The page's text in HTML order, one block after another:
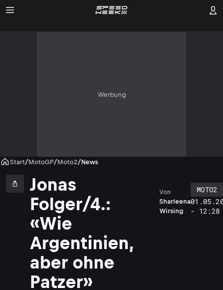
Werbung
Start/MotoGP/Moto2/News
Jonas
Folger/4.:
«Wie
Argentinien,
aber ohne
Patzer»
Sharleena
Wirsing
Von
MOTO2
- 12:28